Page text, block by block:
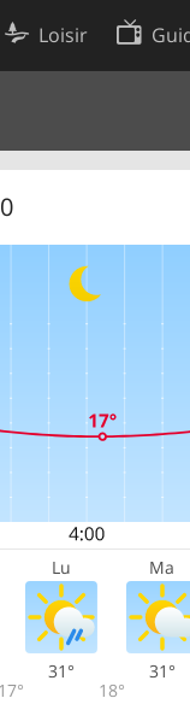
Loisir
Lu Ma
17°
31°
18°
31°
de cookies